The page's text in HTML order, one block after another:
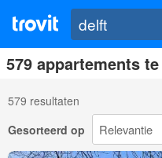
579 appartements
579 resultaten
Gesorteerd op